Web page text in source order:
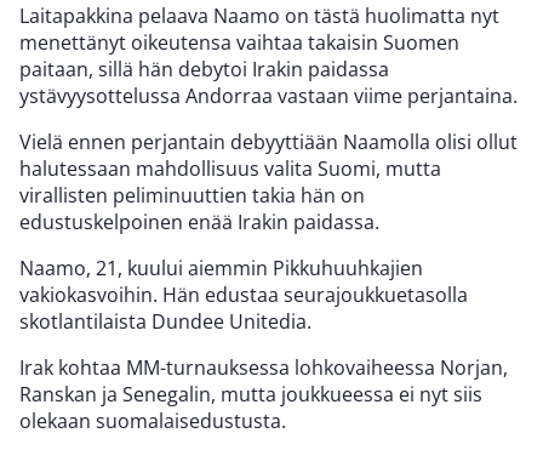
Laitapakkina pelaava Naamo on tästä huolimatta nyt
menettänyt oikeutensa vaihtaa takaisin Suomen
paitaan, sillä hän debytoi Irakin paidassa
ystävyysottelussa Andorraa vastaan viime perjantaina.
Vielä ennen perjantain debyyttiään Naamolla olisi ollut
halutessaan mahdollisuus valita Suomi, mutta
virallisten peliminuuttien takia hän on
edustuskelpoinen enää Irakin paidassa.
Naamo, 21, kuului aiemmin Pikkuhuuhkajien
vakiokasvoihin. Hän edustaa seurajoukkuetasolla
skotlantilaista Dundee Unitedia.
Irak kohtaa MM-turnauksessa lohkovaiheessa Norjan,
Ranskan ja Senegalin, mutta joukkueessa ei nyt siis
olekaan suomalaisedustusta.